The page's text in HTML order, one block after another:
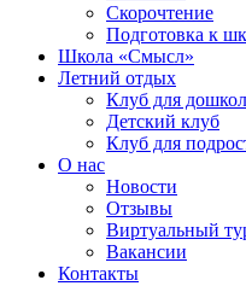
Скорочтение
Подготовка к
Школа «Смысл»
Летний отдых
Клуб для
Детский клуб
Клуб для
О нас
Новости
Отзывы
Виртуальный
Вакансии
Контакты